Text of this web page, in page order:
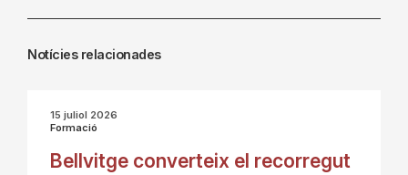
Notícies relacionades
15 juliol 2026
Formació
Bellvitge converteix el recorregut